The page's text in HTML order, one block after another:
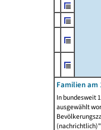
Familien am
In bundesweit
ausgewählt